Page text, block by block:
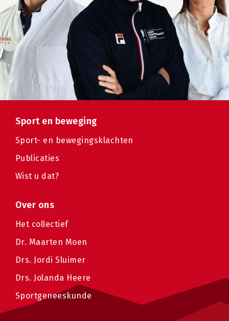
Sport en beweging
Sport- en bewegingsklachten
Publicaties
Wist u dat?
Over ons
Het collectief
Dr. Maarten Moen
Drs. Jordi Sluimer
Drs. Jolanda Heere
Sportgeneeskunde